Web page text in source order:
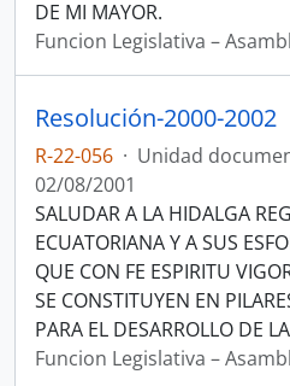
DE MI MAYOR.
Funcion Legislativa –
Resolución-2000-2002
R-22-056 · Unidad
02/08/2001
SALUDAR A LA HIDALGA
ECUATORIANA Y A SUS
QUE CON FE ESPIRITU
SE CONSTITUYEN EN
PARA EL DESARROLLO DE
Funcion Legislativa –